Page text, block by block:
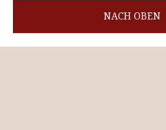
NACH OBEN